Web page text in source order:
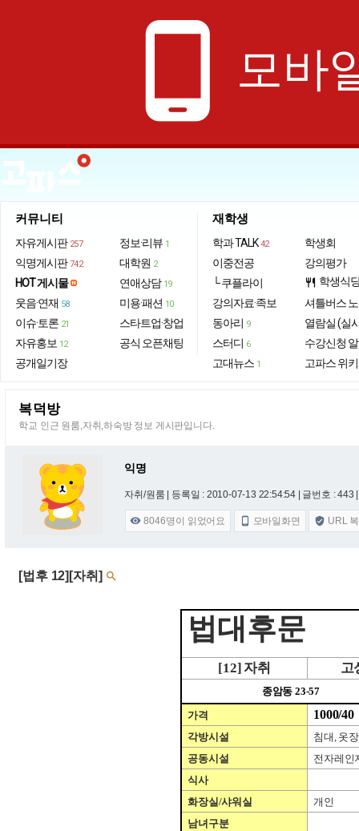
phone_android 모바
커뮤니티
자유게시판 257
익명게시판 742
HOT 게시물
웃음·연재 58
이슈·토론 21
자유홍보 12
공개일기장
정보·리뷰 1
대학원 2
연애상담 19
미용·패션 10
스타트업·창업
공식 오픈채팅
재학생
학과 TALK 42
이중전공
└ 쿠플라이
강의자료·족보
동아리 9
스터디 6
고대뉴스 1
학생회
강의평가
restaurant 학생식
셔틀버스
열람실 (실
수강신청
고파스 위키
복덕방
학교 인근 원룸,자취,하숙방 정보 게시판입니다.
익명
자취/원룸 | 등록일 : 2010-07-13 22:54:54 | 글번호 : 443
 8046명이 읽었어요  모바일화면  URL
[법후 12][자취] 
법대후문
[12] 자취 고
종암동 23-57
가격
1000/40
각방시설 침대, 옷장
공동시설
전자레인
식사
화장실/샤워실
개인
남녀구분